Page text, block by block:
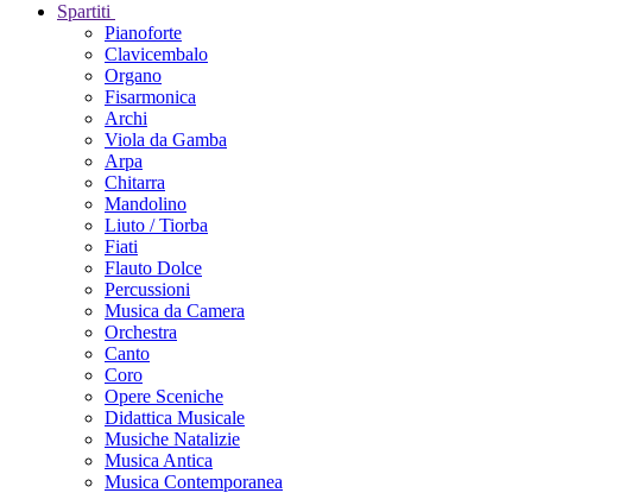
Spartiti
Pianoforte
Clavicembalo
Organo
Fisarmonica
Archi
Viola da Gamba
Arpa
Chitarra
Mandolino
Liuto / Tiorba
Fiati
Flauto Dolce
Percussioni
Musica da Camera
Orchestra
Canto
Coro
Opere Sceniche
Didattica Musicale
Musiche Natalizie
Musica Antica
Musica Contemporanea